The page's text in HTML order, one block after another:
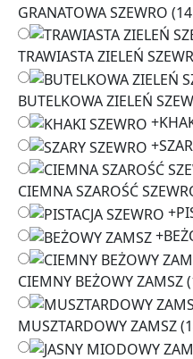
GRANATOWA SZEWRO
TRAWIASTA ZIELEŃ
BUTELKOWA ZIELEŃ
+
+
CIEMNA SZAROŚĆ
+
+
CIEMNY BEŻOWY ZAMSZ
MUSZTARDOWY ZAMSZ